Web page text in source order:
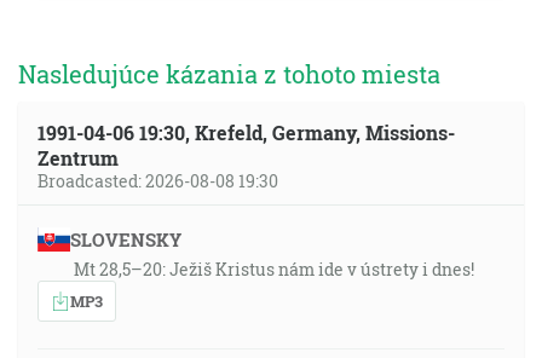
Nasledujúce kázania z tohoto miesta
1991-04-06 19:30, Krefeld, Germany, Missions-
Zentrum
Broadcasted: 2026-08-08 19:30
SLOVENSKY
Mt 28,5–20: Ježiš Kristus nám ide v ústrety i dnes!
MP3